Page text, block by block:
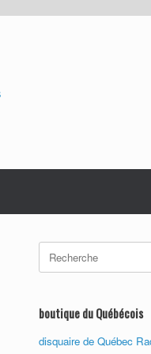
Search
for:
boutique du Québécois
disquaire de Québec